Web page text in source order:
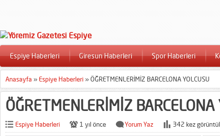
Espiye Haberleri Giresun Haberleri Spor Haberleri
Anasayfa » Espiye Haberleri »ÖĞRETMENLERİMİZ BARCELONA YOLCUSU
ÖĞRETMENLERİMİZ BARCELONA
Espiye Haberleri 1 yıl önce Yorum Yaz 342 kez